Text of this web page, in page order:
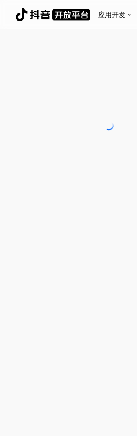
应用开发